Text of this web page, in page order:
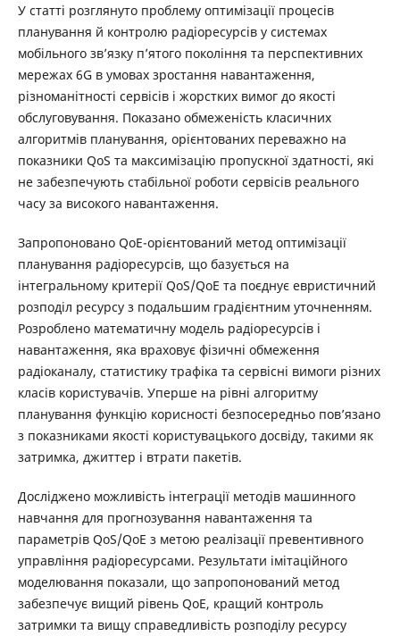
У статті розглянуто проблему оптимізації процесів
планування й контролю радіоресурсів у системах
мобільного зв’язку п’ятого покоління та перспективних
мережах 6G в умовах зростання навантаження,
різноманітності сервісів і жорстких вимог до якості
обслуговування. Показано обмеженість класичних
алгоритмів планування, орієнтованих переважно на
показники QoS та максимізацію пропускної здатності, які
не забезпечують стабільної роботи сервісів реального
часу за високого навантаження.
Запропоновано QoE-орієнтований метод оптимізації
планування радіоресурсів, що базується на
інтегральному критерії QoS/QoE та поєднує евристичний
розподіл ресурсу з подальшим градієнтним уточненням.
Розроблено математичну модель радіоресурсів і
навантаження, яка враховує фізичні обмеження
радіоканалу, статистику трафіка та сервісні вимоги різних
класів користувачів. Уперше на рівні алгоритму
планування функцію корисності безпосередньо пов’язано
з показниками якості користувацького досвіду, такими як
затримка, джиттер і втрати пакетів.
Досліджено можливість інтеграції методів машинного
навчання для прогнозування навантаження та
параметрів QoS/QoE з метою реалізації превентивного
управління радіоресурсами. Результати імітаційного
моделювання показали, що запропонований метод
забезпечує вищий рівень QoE, кращий контроль
затримки та вищу справедливість розподілу ресурсу